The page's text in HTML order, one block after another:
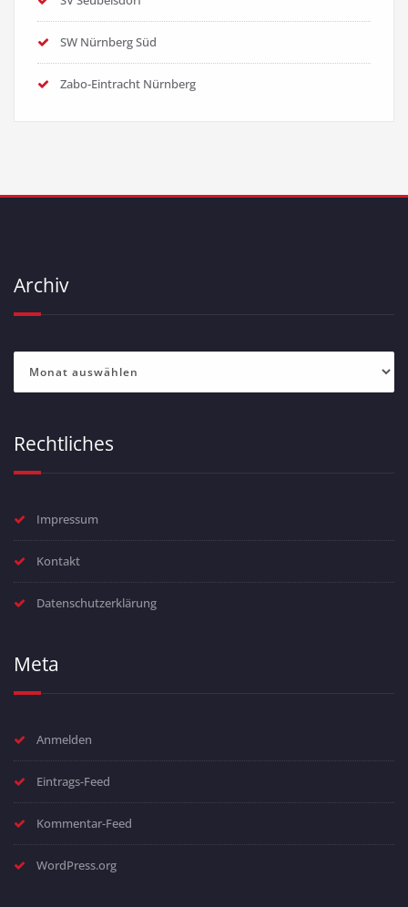
SW Nürnberg Süd
Zabo-Eintracht Nürnberg
Archiv
Rechtliches
Impressum
Kontakt
Datenschutzerklärung
Meta
Anmelden
Eintrags-Feed
Kommentar-Feed
WordPress.org